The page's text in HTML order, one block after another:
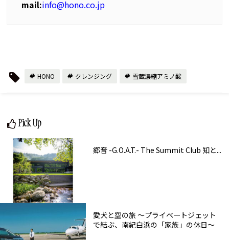
mail:info@hono.co.jp
HONO クレンジング 雪蔵濃縮アミノ酸
Pick Up
郷音 -G.O.A.T.- The Summit Club 知と...
愛犬と空の旅 ～プライベートジェット
で結ぶ、南紀白浜の「家族」の休日～